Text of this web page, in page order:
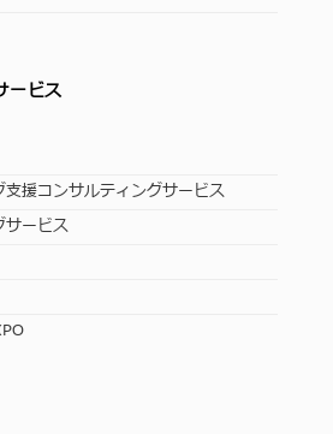
ービス
援コンサルティングサービス
サービス